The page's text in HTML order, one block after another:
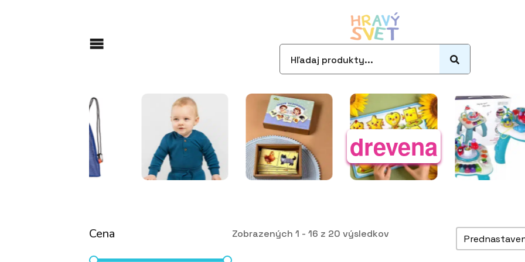
drevena
Cena Zobrazených 1 - 16 z 20 výsledkov Zoradiť
Sort content